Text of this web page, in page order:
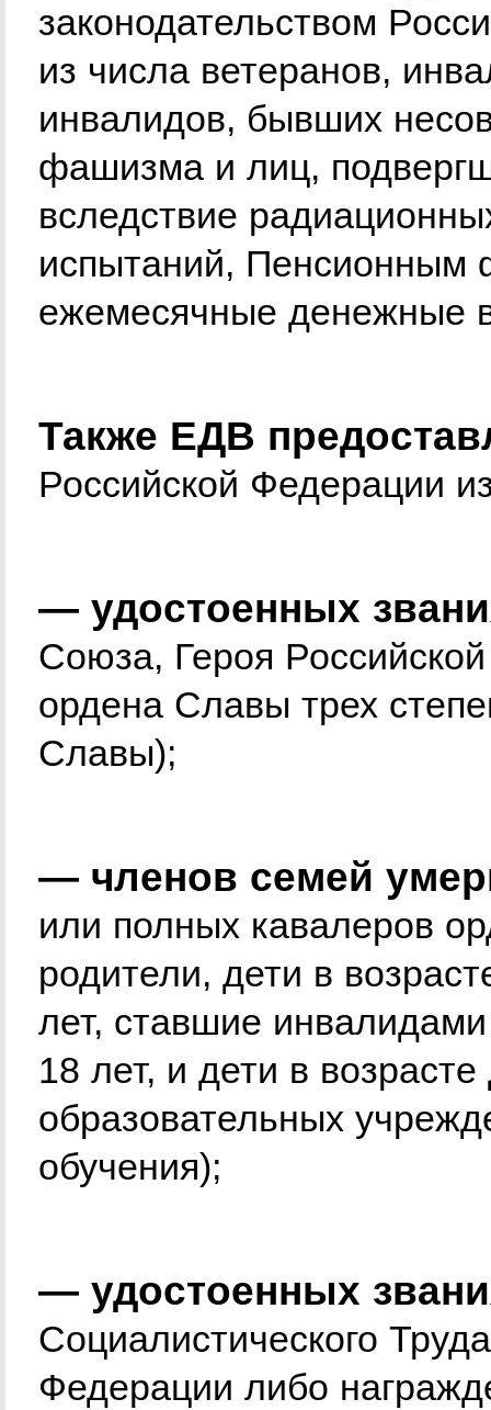
законодательством
из числа ветеранов,
инвалидов, бывших
фашизма и лиц,
вследствие
испытаний, Пенсионным
ежемесячные денежные
Также ЕДВ
Российской Федерации
— удостоенных
Союза, Героя
ордена Славы трех
Славы);
— членов семей
или полных кавалеров
родители, дети в
лет, ставшие
18 лет, и дети в
образовательных
обучения);
— удостоенных
Социалистического
Федерации либо